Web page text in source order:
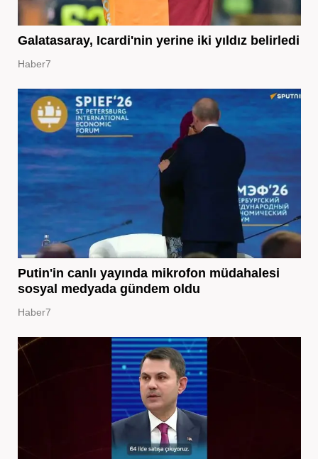
Galatasaray, Icardi'nin yerine iki yıldız belirledi
Haber7
Putin'in canlı yayında mikrofon müdahalesi
sosyal medyada gündem oldu
Haber7